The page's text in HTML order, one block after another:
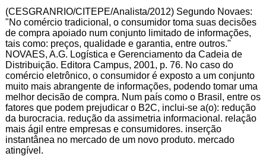
(CESGRANRIO/CITEPE/Analista/2012) Segundo Novaes:
"No comércio tradicional, o consumidor toma suas decisões
de compra apoiado num conjunto limitado de informações,
tais como: preços, qualidade e garantia, entre outros."
NOVAES, A.G. Logística e Gerenciamento da Cadeia de
Distribuição. Editora Campus, 2001, p. 76. No caso do
comércio eletrônico, o consumidor é exposto a um conjunto
muito mais abrangente de informações, podendo tomar uma
melhor decisão de compra. Num país como o Brasil, entre os
fatores que podem prejudicar o B2C, inclui-se a(o): redução
da burocracia. redução da assimetria informacional. relação
mais ágil entre empresas e consumidores. inserção
instantânea no mercado de um novo produto. mercado
atingível.